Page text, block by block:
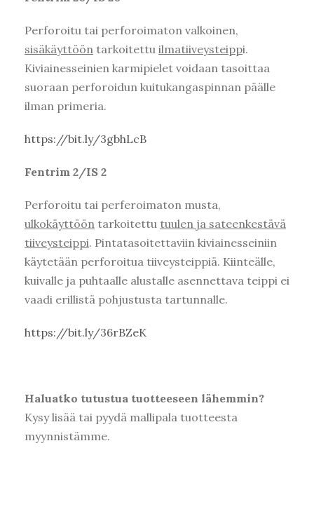
Perforoitu tai perforoimaton valkoinen,
sisäkäyttöön tarkoitettu ilmatiiveysteippi.
Kiviainesseinien karmipielet voidaan tasoittaa
suoraan perforoidun kuitukangaspinnan päälle
ilman primeria.
https://bit.ly/3gbhLcB
Fentrim 2/IS 2
Perforoitu tai perferoimaton musta,
ulkokäyttöön tarkoitettu tuulen ja sateenkestävä
tiiveysteippi. Pintatasoitettaviin kiviainesseiniin
käytetään perforoitua tiiveysteippiä. Kiinteälle,
kuivalle ja puhtaalle alustalle asennettava teippi ei
vaadi erillistä pohjustusta tartunnalle.
https://bit.ly/36rBZeK
Haluatko tutustua tuotteeseen lähemmin?
Kysy lisää tai pyydä mallipala tuotteesta
myynnistämme.